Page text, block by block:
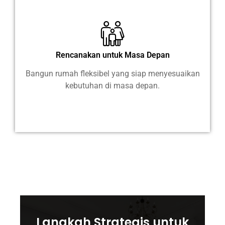
Rencanakan untuk Masa Depan
Bangun rumah fleksibel yang siap menyesuaikan
kebutuhan di masa depan.